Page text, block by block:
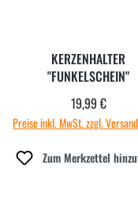
KERZENHALTER
"FUNKELSCHEIN"
Regulärer
19,99 €
Preise inkl. MwSt. zzgl.
Zum Merkzettel